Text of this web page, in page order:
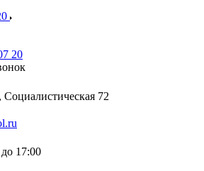
20
Социалистическая 72
17:00